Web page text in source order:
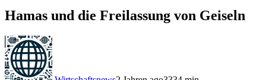
Hamas und die Freilassung von Geiseln